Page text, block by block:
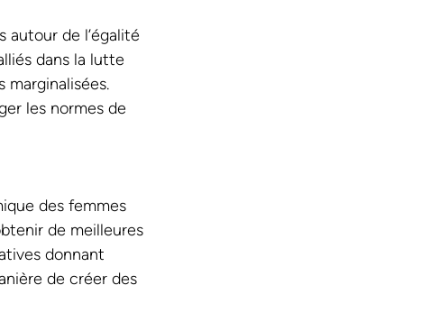
autour de l’égalité
dans la lutte
les normes de
des femmes
de meilleures
donnant
de créer des